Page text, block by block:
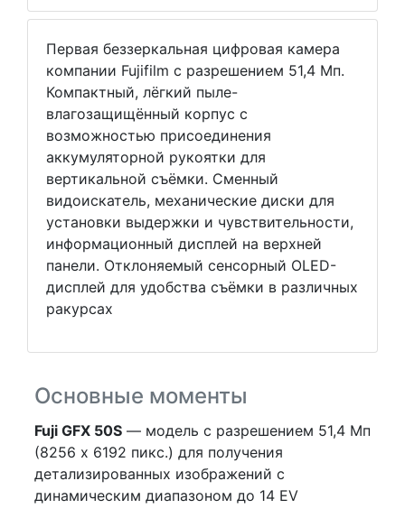
Первая беззеркальная цифровая камера
компании Fujifilm с разрешением 51,4 Мп.
Компактный, лёгкий пыле-
влагозащищённый корпус с
возможностью присоединения
аккумуляторной рукоятки для
вертикальной съёмки. Сменный
видоискатель, механические диски для
установки выдержки и чувствительности,
информационный дисплей на верхней
панели. Отклоняемый сенсорный OLED-
дисплей для удобства съёмки в различных
ракурсах
Основные моменты
Fuji GFX 50S — модель c разрешением 51,4 Мп
(8256 x 6192 пикс.) для получения
детализированных изображений с
динамическим диапазоном до 14 EV